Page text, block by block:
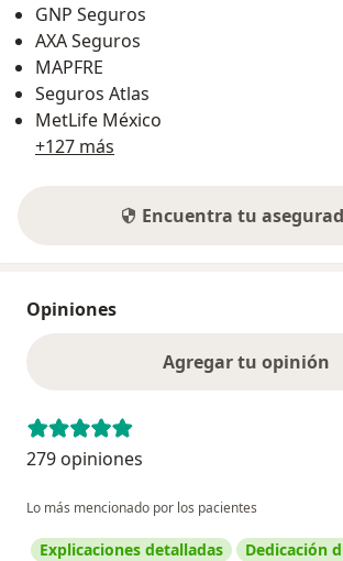
GNP Seguros
AXA Seguros
MAPFRE
Seguros Atlas
MetLife México
+127 más
Encuentra tu
Opiniones
Agregar tu opinión
279 opiniones
Lo más mencionado por los pacientes
Explicaciones detalladas
Dedicación